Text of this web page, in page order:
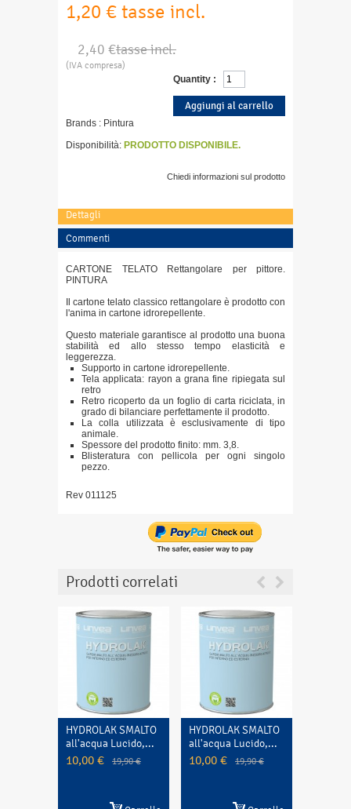
1,20 € tasse incl.
2,40 €tasse incl.
(IVA compresa)
Quantity :
Brands : Pintura
Disponibilità: PRODOTTO DISPONIBILE.
Chiedi informazioni sul prodotto
Dettagli
Commenti
CARTONE TELATO Rettangolare per pittore.
PINTURA
Il cartone telato classico rettangolare è prodotto con
l'anima in cartone idrorepellente.
Questo materiale garantisce al prodotto una buona
stabilità ed allo stesso tempo elasticità e
leggerezza.
Supporto in cartone idrorepellente.
Tela applicata: rayon a grana fine ripiegata sul
retro
Retro ricoperto da un foglio di carta riciclata, in
grado di bilanciare perfettamente il prodotto.
La colla utilizzata è esclusivamente di tipo
animale.
Spessore del prodotto finito: mm. 3,8.
Blisteratura con pellicola per ogni singolo
pezzo.
Rev 011125
Prodotti correlati
HYDROLAK SMALTO
all'acqua Lucido,...
10,00 € 19,90 €
HYDROLAK SMALTO
all'acqua Lucido,...
10,00 € 19,90 €